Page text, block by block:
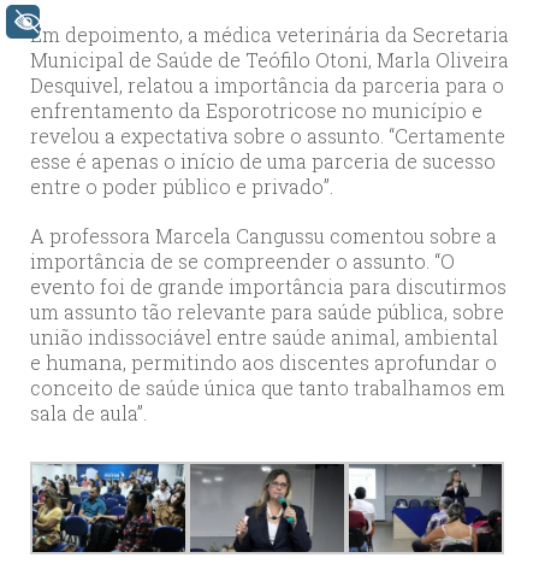
Em depoimento, a médica veterinária da Secretaria
Municipal de Saúde de Teófilo Otoni, Marla Oliveira
Desquivel, relatou a importância da parceria para o
enfrentamento da Esporotricose no município e
revelou a expectativa sobre o assunto. “Certamente
esse é apenas o início de uma parceria de sucesso
entre o poder público e privado”.
A professora Marcela Cangussu comentou sobre a
importância de se compreender o assunto. “O
evento foi de grande importância para discutirmos
um assunto tão relevante para saúde pública, sobre
união indissociável entre saúde animal, ambiental
e humana, permitindo aos discentes aprofundar o
conceito de saúde única que tanto trabalhamos em
sala de aula”.